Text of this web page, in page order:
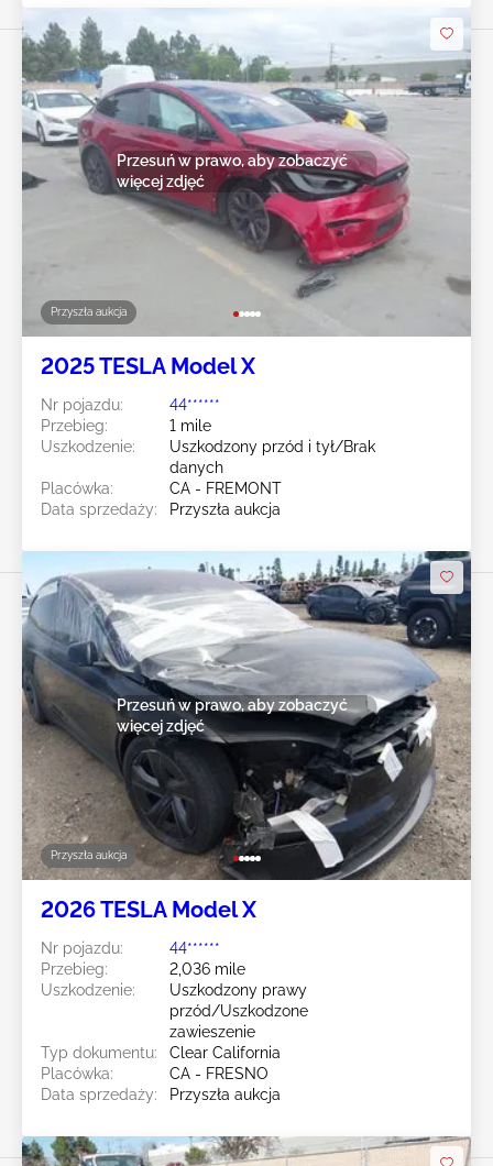
Przyszła aukcja
Przesuń w prawo, aby zobaczyć
więcej zdjęć
2025 TESLA Model X
Nr pojazdu:
44******
Przebieg:
1 mile
Uszkodzenie:
Uszkodzony przód i tył/Brak
danych
Placówka:
CA - FREMONT
Data sprzedaży:
Przyszła aukcja
Przyszła aukcja
Przesuń w prawo, aby zobaczyć
więcej zdjęć
2026 TESLA Model X
Nr pojazdu:
44******
Przebieg:
2,036 mile
Uszkodzenie:
Uszkodzony prawy
przód/Uszkodzone
zawieszenie
Typ dokumentu:
Clear California
Placówka:
CA - FRESNO
Data sprzedaży:
Przyszła aukcja